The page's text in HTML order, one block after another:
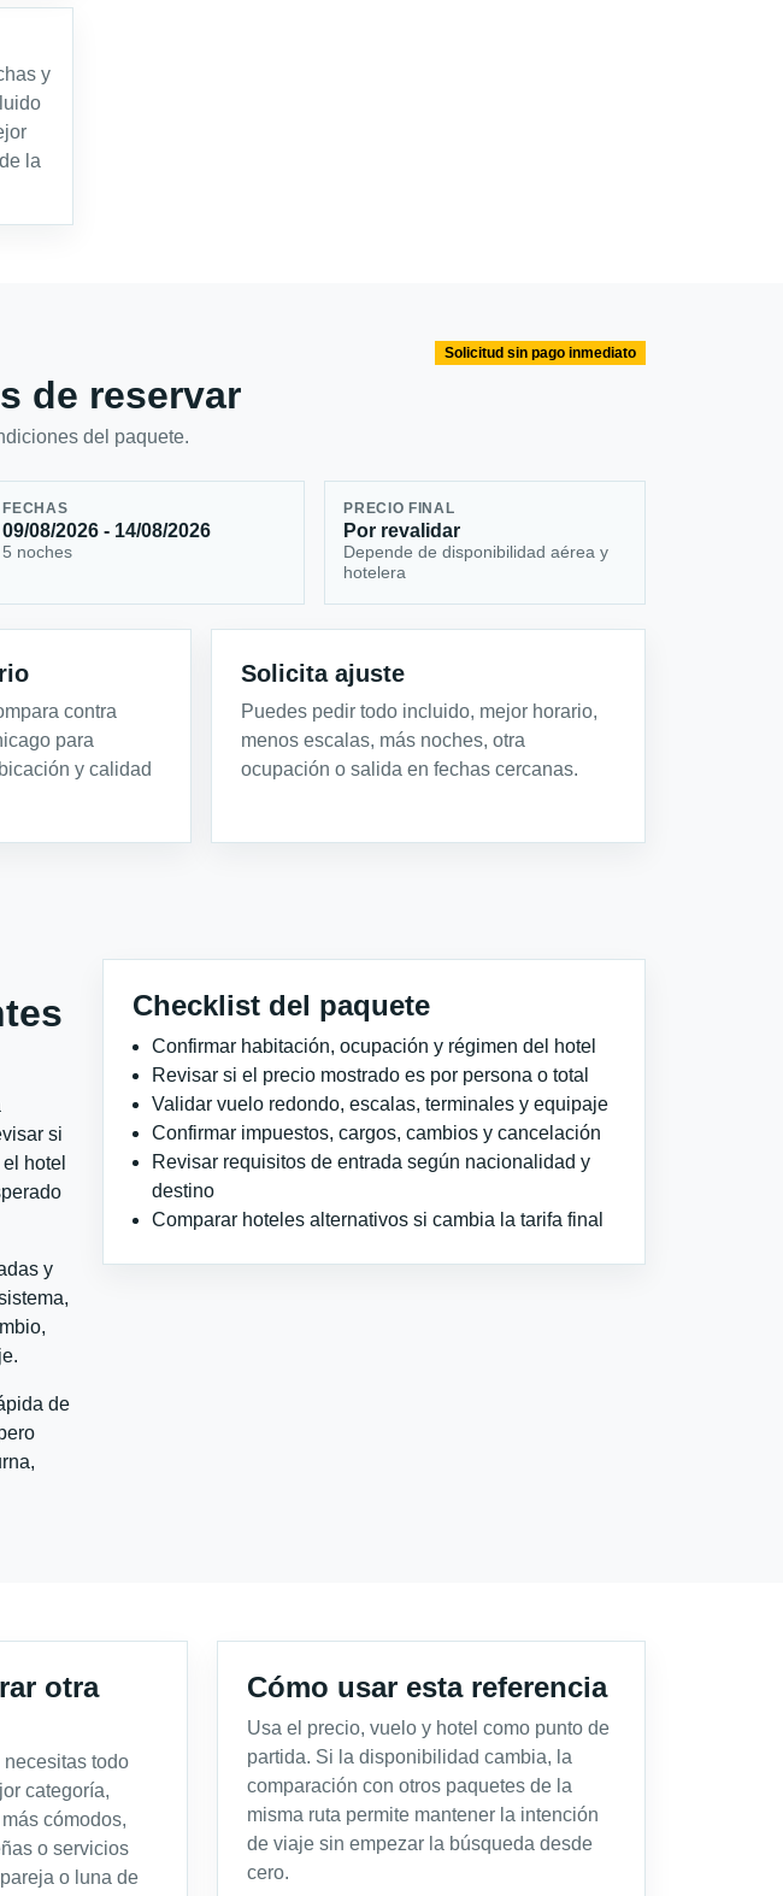
y
la
de reservar
del paquete.
Solicitud sin pago inmediato
FECHAS
09/08/2026 - 14/08/2026
5 noches
PRECIO FINAL
Por revalidar
Depende de disponibilidad aérea y
hotelera
contra
para
y calidad
Solicita ajuste
Puedes pedir todo incluido, mejor horario,
menos escalas, más noches, otra
ocupación o salida en fechas cercanas.
si
hotel
y
de
Checklist del paquete
Confirmar habitación, ocupación y régimen del hotel
Revisar si el precio mostrado es por persona o total
Validar vuelo redondo, escalas, terminales y equipaje
Confirmar impuestos, cargos, cambios y cancelación
Revisar requisitos de entrada según nacionalidad y
destino
Comparar hoteles alternativos si cambia la tarifa final
otra
todo
categoría,
cómodos,
o servicios
o luna de
Cómo usar esta referencia
Usa el precio, vuelo y hotel como punto de
partida. Si la disponibilidad cambia, la
comparación con otros paquetes de la
misma ruta permite mantener la intención
de viaje sin empezar la búsqueda desde
cero.